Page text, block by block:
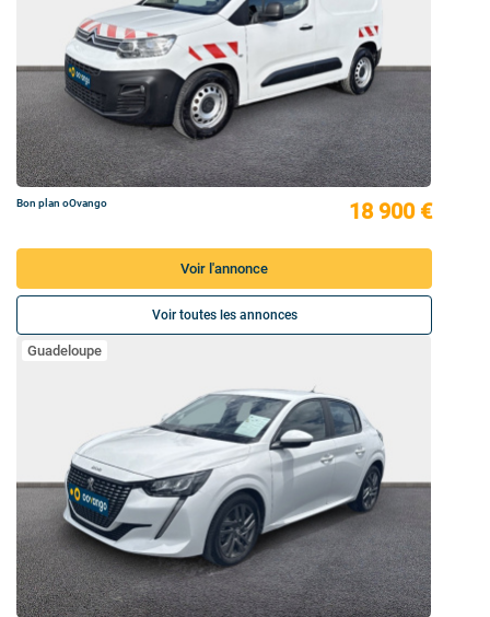
Bon plan oOvango 18 900 €
Voir l'annonce
Voir toutes les annonces
Guadeloupe